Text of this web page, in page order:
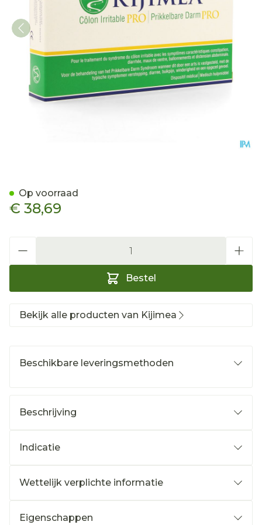
€ 38,69
Bestel
Op voorraad
Bekijk alle producten van Kijimea
Beschikbare leveringsmethoden
Beschrijving
Indicatie
Wettelijk verplichte informatie
Eigenschappen